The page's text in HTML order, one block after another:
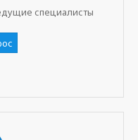
специалисты